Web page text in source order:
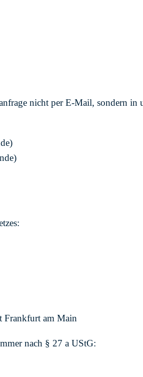
nicht per E-Mail, sondern in
Frankfurt am Main
nach § 27 a UStG: